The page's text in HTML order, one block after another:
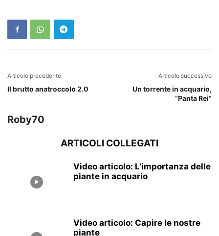
Articolo precedente
Il brutto anatroccolo 2.0
Articolo successivo
Un torrente in acquario,
“Panta Rei”
Roby70
ARTICOLI COLLEGATI
Video articolo: L’importanza delle
piante in acquario
Video articolo: Capire le nostre
piante